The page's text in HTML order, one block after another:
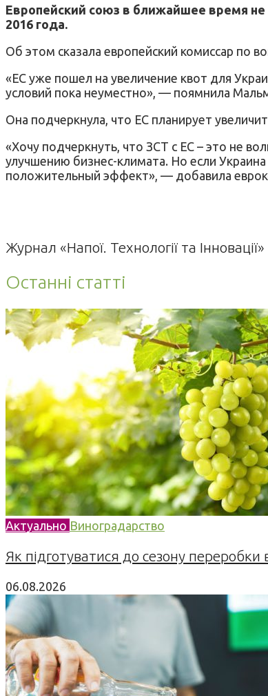
Европейский союз в ближайшее время не
2016 года.
Об этом сказала европейский комиссар по
«ЕС уже пошел на увеличение квот для
условий пока неуместно», — поямнила
Она подчеркнула, что ЕС планирует
«Хочу подчеркнуть, что ЗСТ с ЕС – это не
улучшению бизнес-климата. Но если
положительный эффект», — добавила
Журнал «Напої. Технології та Інновації»
Останні статті
Актуально Виноградарство
Як підготуватися до сезону переробки
06.08.2026